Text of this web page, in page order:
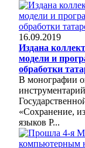
16.09.2019
Издана
модели и
обработки
В монографии
«Сохранение,
языков Р...